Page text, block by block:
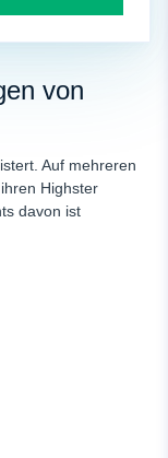
von
Auf mehreren
Highster
davon ist